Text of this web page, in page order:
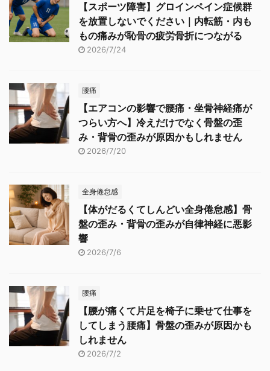
【スポーツ障害】グロインペイン症候群
を放置しないでください｜内転筋・内も
もの痛みが恥骨の疲労骨折につながる
2026/7/24
腰痛
【エアコンの影響で腰痛・坐骨神経痛が
つらい方へ】冷えだけでなく骨盤の歪
み・背骨の歪みが原因かもしれません
2026/7/20
全身倦怠感
【体がだるくてしんどい全身倦怠感】骨
盤の歪み・背骨の歪みが自律神経に悪影
響
2026/7/6
腰痛
【腰が痛くて片足を椅子に乗せて仕事を
してしまう腰痛】骨盤の歪みが原因かも
しれません
2026/7/2